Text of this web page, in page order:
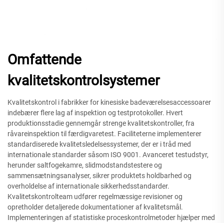
Omfattende
kvalitetskontrolsystemer
Kvalitetskontrol i fabrikker for kinesiske badeværelsesaccessoarer
indebærer flere lag af inspektion og testprotokoller. Hvert
produktionsstadie gennemgår strenge kvalitetskontroller, fra
råvareinspektion til færdigvaretest. Faciliteterne implementerer
standardiserede kvalitetsledelsessystemer, der er i tråd med
internationale standarder såsom ISO 9001. Avanceret testudstyr,
herunder saltfogekamre, slidmodstandstestere og
sammensætningsanalyser, sikrer produktets holdbarhed og
overholdelse af internationale sikkerhedsstandarder.
Kvalitetskontrolteam udfører regelmæssige revisioner og
opretholder detaljerede dokumentationer af kvalitetsmål.
Implementeringen af statistiske proceskontrolmetoder hjælper med